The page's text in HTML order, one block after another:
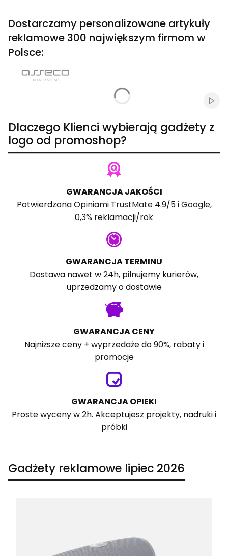
Dostarczamy personalizowane artykuły
reklamowe 300 największym firmom w
Polsce:
Dlaczego Klienci wybierają gadżety z
logo od promoshop?
GWARANCJA JAKOŚCI
PotwierdzonaOpiniami TrustMate4.9/5 iGoogle,
0,3% reklamacji/rok
GWARANCJA TERMINU
Dostawa nawet w 24h, pilnujemy kurierów,
uprzedzamy o dostawie
GWARANCJA CENY
Najniższe ceny + wyprzedaże do 90%, rabaty i
promocje
GWARANCJA OPIEKI
Proste wyceny w 2h. Akceptujesz projekty, nadruki i
próbki
Gadżety reklamowe lipiec 2026